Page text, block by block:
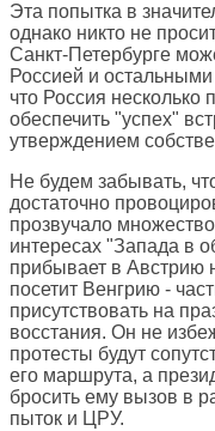
Эта попытка в
однако никто не
Санкт-Петербурге
Россией и
что Россия несколько
обеспечить "успех"
утверждением
Не будем забывать,
достаточно
прозвучало
интересах "Запада в
прибывает в
посетит Венгрию -
присутствовать на
восстания. Он не
протесты будут
его маршрута, а
бросить ему вызов в
пыток и ЦРУ.